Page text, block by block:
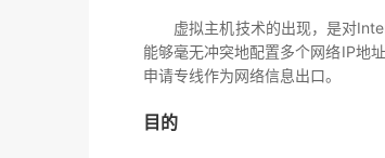
虚拟主机技术的出现，是对
能够毫无冲突地配置多个网络IP地
申请专线作为网络信息出口。
目的